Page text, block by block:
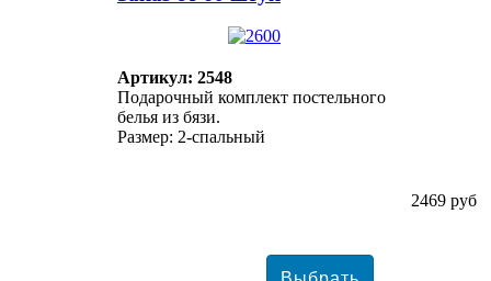
Артикул: 2548
Подарочный комплект постельного
белья из бязи.
Размер: 2-спальный
2469 руб